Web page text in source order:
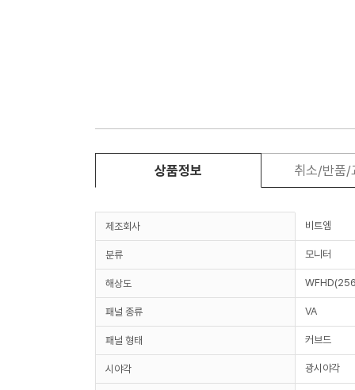
상품정보 취소/반품/
제조회사 비트엠
분류 모니터
해상도
패널 종류 VA
패널 형태 커브드
시야각 광시야각